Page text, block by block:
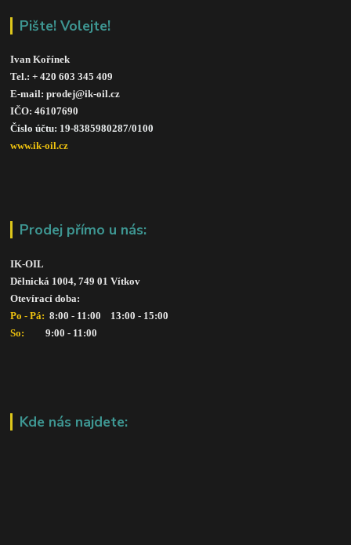
Pište! Volejte!
Ivan Kořínek
Tel.: + 420 603 345 409
E-mail: prodej@ik-oil.cz
IČO: 46107690
Číslo účtu: 19-8385980287/0100
www.ik-oil.cz
Prodej přímo u nás:
IK-OIL
Dělnická 1004, 749 01 Vítkov
Otevírací doba:
Po - Pá: 8:00 - 11:00    13:00 - 15:00
So:
      9:00 - 11:00
Kde nás najdete: